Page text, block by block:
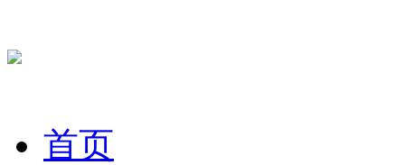
首页